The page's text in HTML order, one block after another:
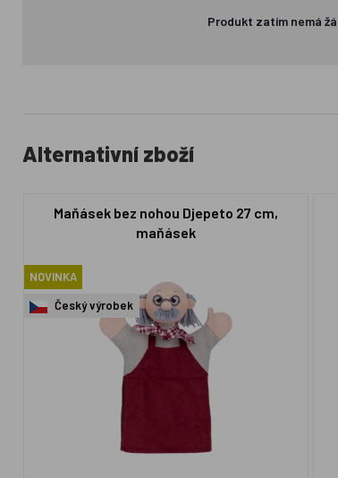
Produkt zatím nemá
Alternativní zboží
Maňásek bez nohou Djepeto 27 cm,
maňásek
NOVINKA
Český výrobek